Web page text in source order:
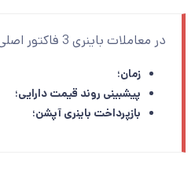
در معاملات باینری 3 فاکتور اصلی ملاک است:
زمان؛
پیشبینی روند قیمت دارایی؛
بازپرداخت باینری آپشن؛